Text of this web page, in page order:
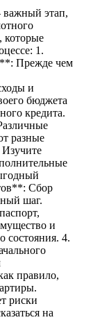
этап,
которые
1.
Прежде чем
и
бюджета
кредита.
разные
Изучите
Сбор
шаг.
и
состояния. 4.
правило,
риски
на